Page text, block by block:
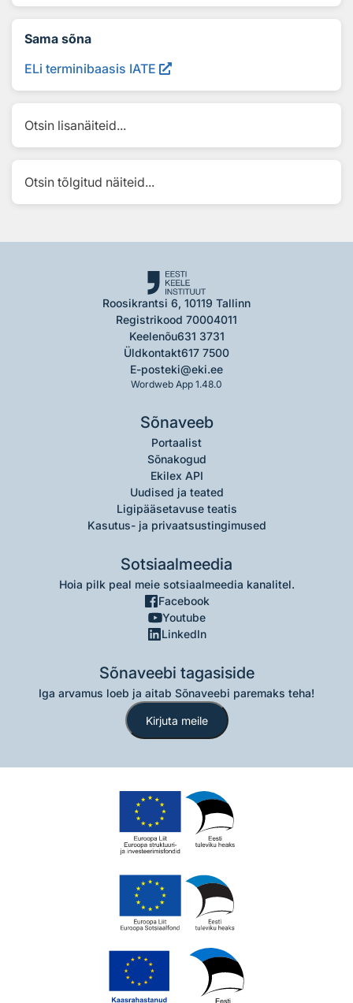
Sama sõna
ELi terminibaasis IATE
Otsin lisanäiteid...
Otsin tõlgitud näiteid...
Roosikrantsi 6, 10119 Tallinn
Registrikood 70004011
Keelenõu631 3731
Üldkontakt617 7500
E-posteki@eki.ee
Wordweb App 1.48.0
Sõnaveeb
Portaalist
Sõnakogud
Ekilex API
Uudised ja teated
Ligipääsetavuse teatis
Kasutus- ja privaatsustingimused
Sotsiaalmeedia
Hoia pilk peal meie sotsiaalmeedia kanalitel.
Facebook
Youtube
LinkedIn
Sõnaveebi tagasiside
Iga arvamus loeb ja aitab Sõnaveebi paremaks teha!
Kirjuta meile